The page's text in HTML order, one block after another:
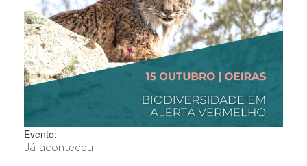
Evento:
Já aconteceu